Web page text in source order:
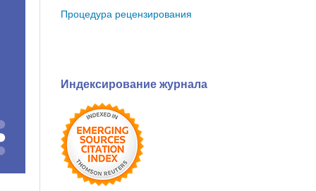
Процедура рецензирования
Индексирование журнала